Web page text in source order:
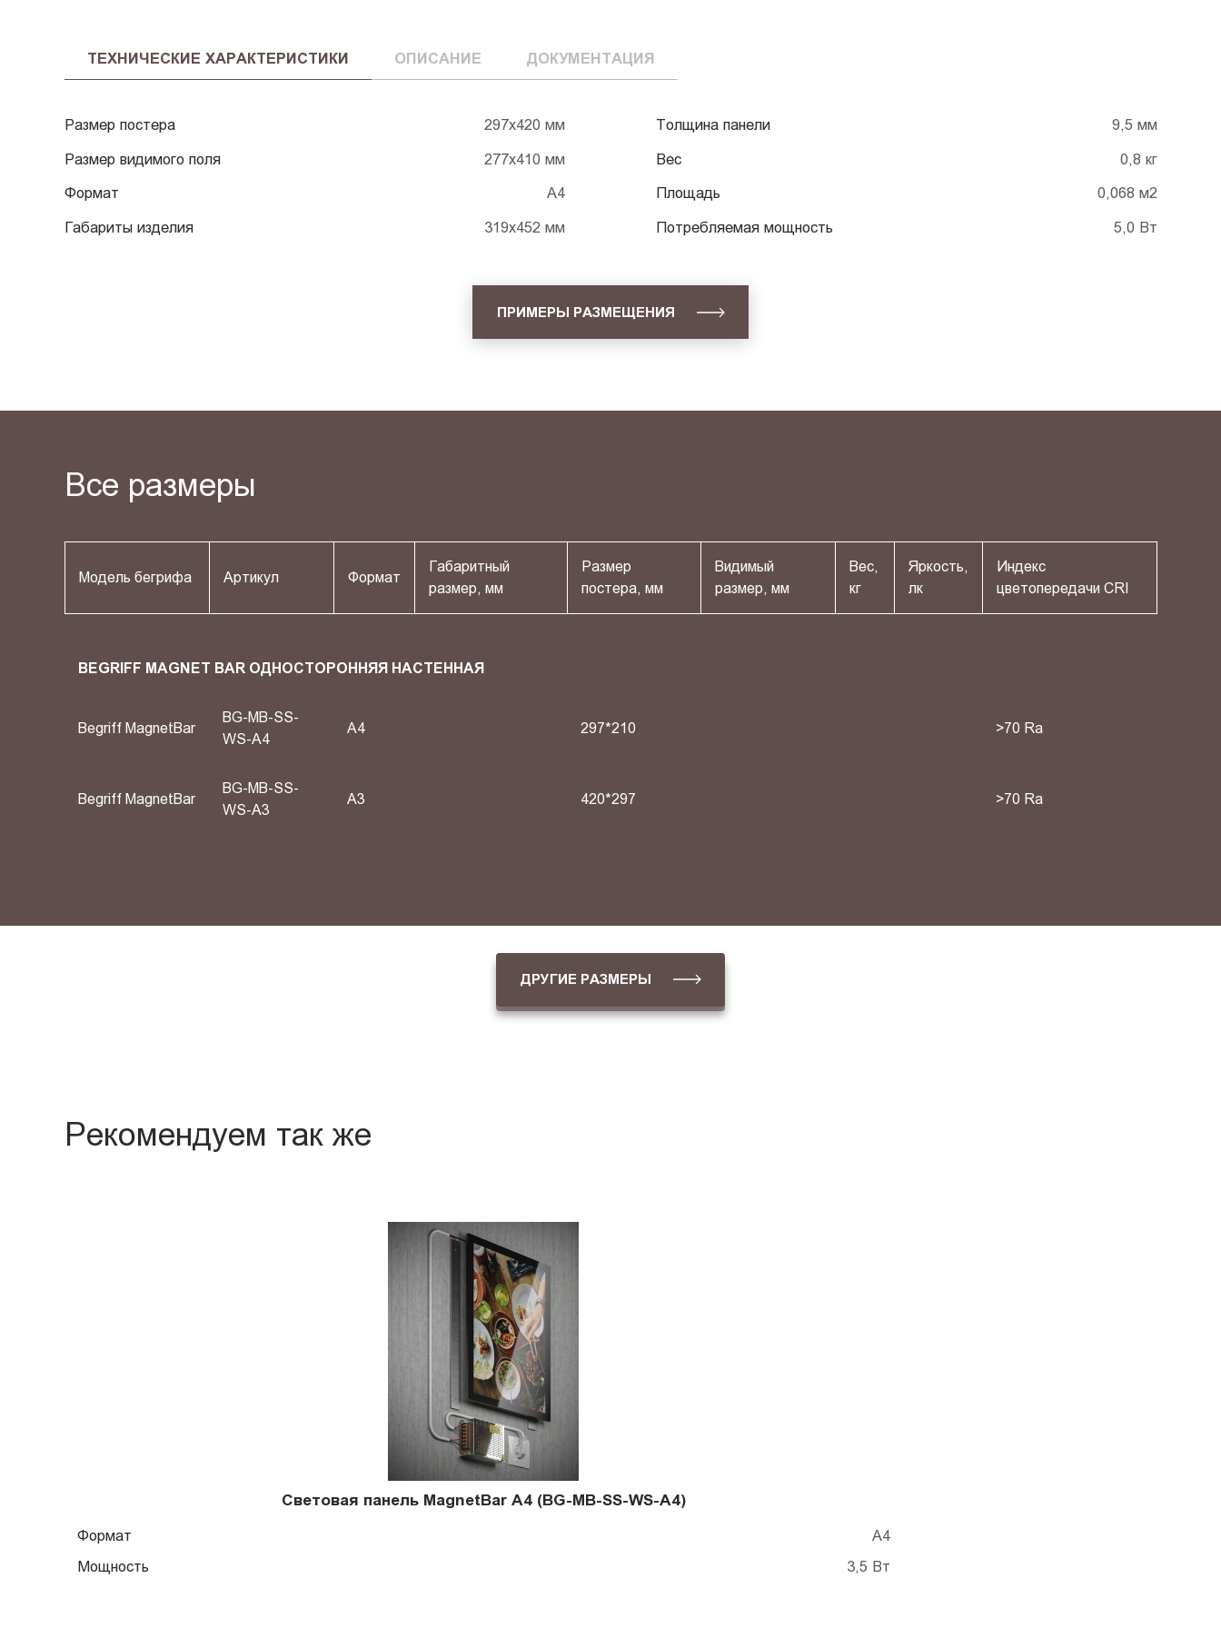
ТЕХНИЧЕСКИЕ ХАРАКТЕРИСТИКИ ОПИСАНИЕ ДОКУМЕНТАЦИЯ
Размер постера 297х420 мм
Размер видимого поля 277х410 мм
Формат А4
Габариты изделия 319х452 мм
Толщина панели 9,5 мм
Вес 0,8 кг
Площадь 0,068 м2
Потребляемая мощность 5,0 Вт
ПРИМЕРЫ РАЗМЕЩЕНИЯ
Все размеры
Модель бегрифа Артикул Формат
Габаритный
размер, мм
Размер
постера, мм
Видимый
размер, мм
Вес,
кг
Яркость,
лк
Индекс
цветопередачи СRI
BEGRIFF MAGNET BAR ОДНОСТОРОННЯЯ НАСТЕННАЯ
Begriff MagnetBar
BG-MB-SS-
WS-A4
A4 297*210 >70 Ra
Begriff MagnetBar
BG-MB-SS-
WS-A3
A3 420*297 >70 Ra
ДРУГИЕ РАЗМЕРЫ
Рекомендуем так же
Световая панель MagnetBar A4 (BG-MB-SS-WS-A4)
Формат
A4
Мощность
3,5 Вт